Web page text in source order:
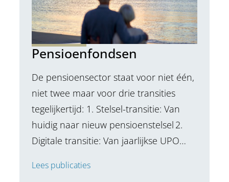
Pensioenfondsen
De pensioensector staat voor niet één,
niet twee maar voor drie transities
tegelijkertijd: 1. Stelsel-transitie: Van
huidig naar nieuw pensioenstelsel 2.
Digitale transitie: Van jaarlijkse UPO…
Lees publicaties